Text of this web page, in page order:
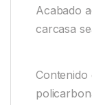
Acabado
carcasa
Contenido